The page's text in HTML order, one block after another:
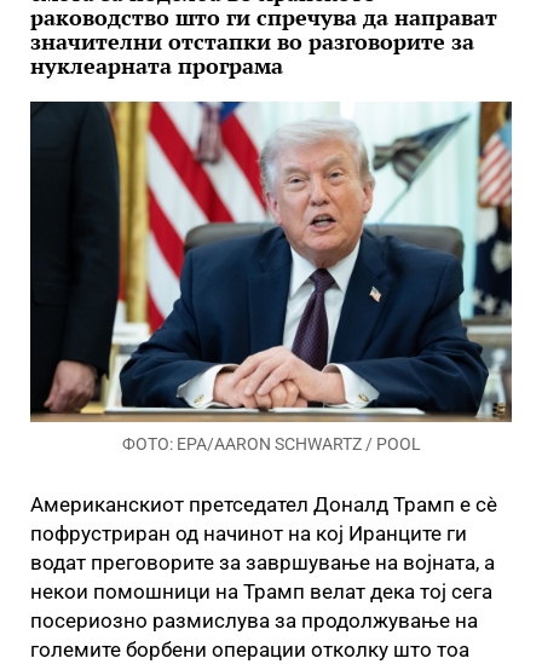
раководство што ги спречува да направат
значителни отстапки во разговорите за
нуклеарната програма
ФОТО: EPA/AARON SCHWARTZ / POOL
Американскиот претседател Доналд Трамп е сè
пофрустриран од начинот на кој Иранците ги
водат преговорите за завршување на војната, а
некои помошници на Трамп велат дека тој сега
посериозно размислува за продолжување на
големите борбени операции отколку што тоа